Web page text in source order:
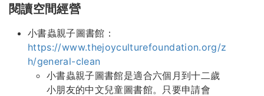
閱讀空間經營
小書蟲親子圖書館：
https://www.thejoyculturefoundation.org/z
h/general-clean
小書蟲親子圖書館是適合六個月到十二歲
小朋友的中文兒童圖書館。只要申請會